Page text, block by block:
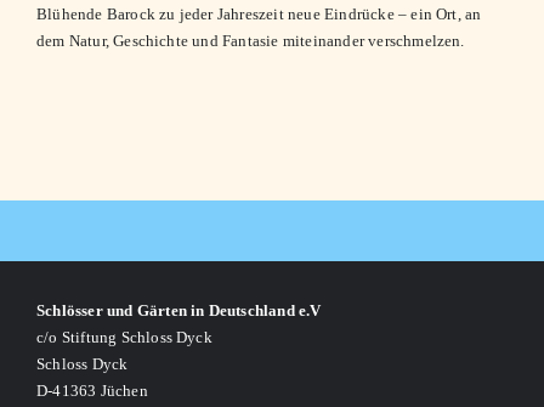
Blühende Barock zu jeder Jahreszeit neue Eindrücke – ein Ort, an
dem Natur, Geschichte und Fantasie miteinander verschmelzen.
Schlösser und Gärten in Deutschland e.V
c/o Stiftung Schloss Dyck
Schloss Dyck
D-41363 Jüchen